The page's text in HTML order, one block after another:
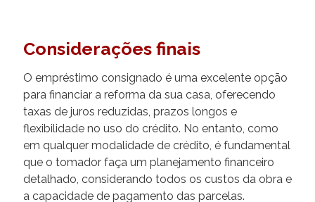
Considerações finais
O empréstimo consignado é uma excelente opção
para financiar a reforma da sua casa, oferecendo
taxas de juros reduzidas, prazos longos e
flexibilidade no uso do crédito. No entanto, como
em qualquer modalidade de crédito, é fundamental
que o tomador faça um planejamento financeiro
detalhado, considerando todos os custos da obra e
a capacidade de pagamento das parcelas.